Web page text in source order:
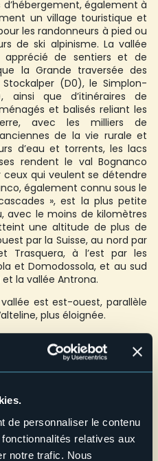
de personnaliser le contenu
relatives aux
notre trafic. Nous
également à
un village touristique et
les randonneurs à pied ou
de ski alpinisme. La vallée
apprécié de sentiers et de
la Grande traversée des
(D0), le Simplon-
ainsi que d’itinéraires de
et balisés reliant les
avec les milliers de
de la vie rurale et
d’eau et torrents, les lacs
rendent le val Bognanco
qui veulent se détendre
également connu sous le
», est la plus petite
avec le moins de kilomètres
une altitude de plus de
par la Suisse, au nord par
Trasquera, à l’est par les
et Domodossola, et au sud
la vallée Antrona.
est est-ouest, parallèle
plus éloignée.
km2, il est riche en terres en
haute altitude, à tel point que
vécu confortablement que
au pastoralisme, alors
compte une vingtaine de
l’objet de travaux de
point de vue architectural.
dans le monde entier